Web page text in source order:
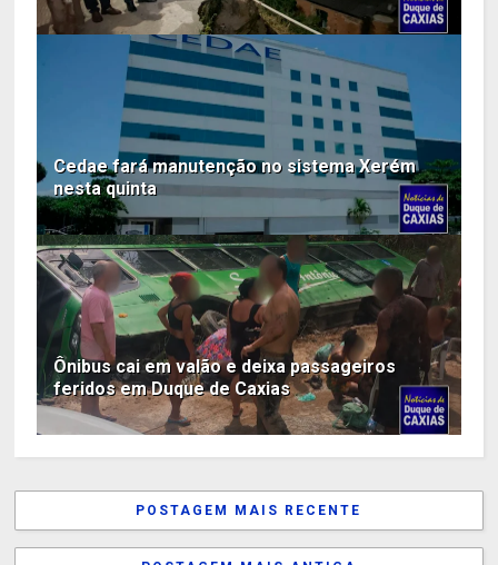
Cedae fará manutenção no sistema Xerém
nesta quinta
Ônibus cai em valão e deixa passageiros
feridos em Duque de Caxias
POSTAGEM MAIS RECENTE